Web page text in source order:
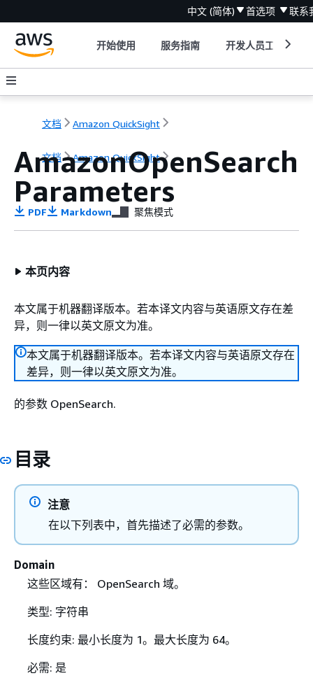
中文 (简体) 首选项 联系
开始使用 服务指南 开发人员工具
文档 Amazon QuickSight
文档 Amazon QuickSight
AmazonOpenSearch
Parameters
PDF Markdown 聚焦模式
本页内容
本文属于机器翻译版本。若本译文内容与英语原文存在差
异，则一律以英文原文为准。
本文属于机器翻译版本。若本译文内容与英语原文存在
差异，则一律以英文原文为准。
的参数 OpenSearch.
目录
注意
在以下列表中，首先描述了必需的参数。
Domain
这些区域有： OpenSearch 域。
类型: 字符串
长度约束: 最小长度为 1。最大长度为 64。
必需: 是